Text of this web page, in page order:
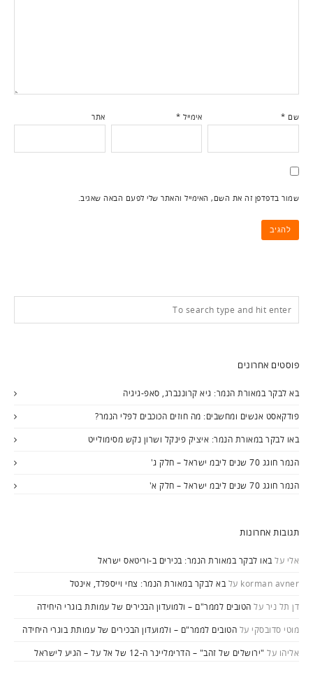
שם * אימייל * אתר
שמור בדפדפן זה את השם, האימייל והאתר שלי לפעם הבאה שאגיב.
פוסטים אחרונים
בא לבקר במאורת הנמר: גיא קרוננברג, סאפ-גיגיה
פודקאסט אנשים ומחשבים: מה חוזים הכוכבים לפלי הנמר?
באו לבקר במאורת הנמר: איציק פינקל ושרון נקש מסימולייט
הנמר חוגג 70 שנים ליבמ ישראל – חלק ג'
הנמר חוגג 70 שנים ליבמ ישראל – חלק א'
תגובות אחרונות
אלי עלבאו לבקר במאורת הנמר: בכירים ב-וריטאס ישראל
korman avner עלבא לבקר במאורת הנמר: צחי וייספלד, אינטל
דן תל ניר על הטובים לממר"ם – ולמועדון הבכירים של עמותת בוגרי היחידה
מוטי סדובסקי על הטובים לממר"ם – ולמועדון הבכירים של עמותת בוגרי היחידה
אליהו על "ירושלים של זהב" – הדרימליינר ה-12 של אל על – הגיע לישראל